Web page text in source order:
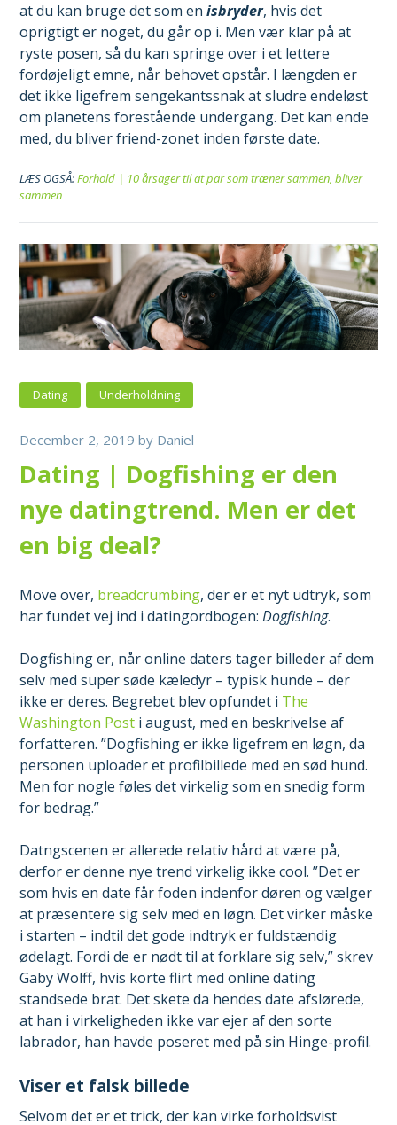
at du kan bruge det som enisbryder, hvis det
oprigtigt er noget, du går op i. Men vær klar på at
ryste posen, så du kan springe over i et lettere
fordøjeligt emne, når behovet opstår. I længden er
det ikke ligefrem sengekantssnak at sludre endeløst
om planetens forestående undergang. Det kan ende
med, du bliver friend-zonet inden første date.
LÆS OGSÅ:Forhold | 10 årsager til at par som træner sammen, bliver
sammen
Dating Underholdning
December 2, 2019 by Daniel
Dating | Dogfishing er den
nye datingtrend. Men er det
en big deal?
Move over, breadcrumbing, der er et nyt udtryk, som
har fundet vej ind i datingordbogen:Dogfishing.
Dogfishing er, når online daters tager billeder af dem
selv med super søde kæledyr – typisk hunde – der
ikke er deres. Begrebet blev opfundet i The
Washington Post i august, med en beskrivelse af
forfatteren. ”Dogfishing er ikke ligefrem en løgn, da
personen uploader et profilbillede med en sød hund.
Men for nogle føles det virkelig som en snedig form
for bedrag.”
Datngscenen er allerede relativ hård at være på,
derfor er denne nye trend virkelig ikke cool. ”Det er
som hvis en date får foden indenfor døren og vælger
at præsentere sig selv med en løgn. Det virker måske
i starten – indtil det gode indtryk er fuldstændig
ødelagt. Fordi de er nødt til at forklare sig selv,” skrev
Gaby Wolff, hvis korte flirt med online dating
standsede brat. Det skete da hendes date afslørede,
at han i virkeligheden ikke var ejer af den sorte
labrador, han havde poseret med på sin Hinge-profil.
Viser et falsk billede
Selvom det er et trick, der kan virke forholdsvist